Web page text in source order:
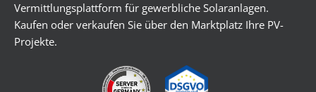
Vermittlungsplattform für gewerbliche Solaranlagen.
Kaufen oder verkaufen Sie über den Marktplatz Ihre PV-
Projekte.